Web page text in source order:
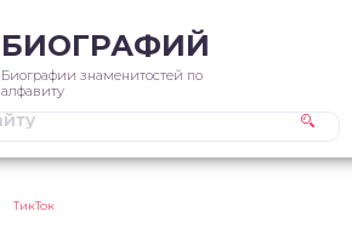
БИОГРАФИЙ
Биографии знаменитостей по
алфавиту
ТикТок